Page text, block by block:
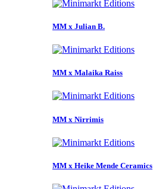
MM x Julian B.
MM x Malaika Raiss
MM x Nirrimis
MM x Heike Mende Ceramics